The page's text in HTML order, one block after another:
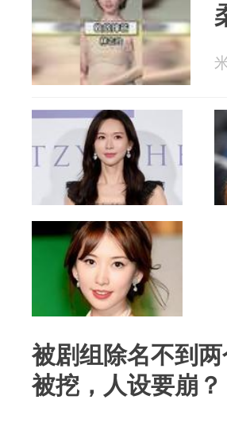
被剧组除名不到
被挖，人设要崩？